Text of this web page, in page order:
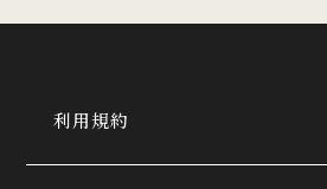
利用規約